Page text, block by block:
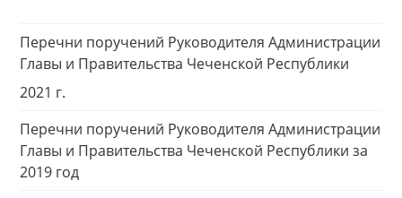
Перечни поручений Руководителя Администрации
Главы и Правительства Чеченской Республики
2021 г.
Перечни поручений Руководителя Администрации
Главы и Правительства Чеченской Республики за
2019 год